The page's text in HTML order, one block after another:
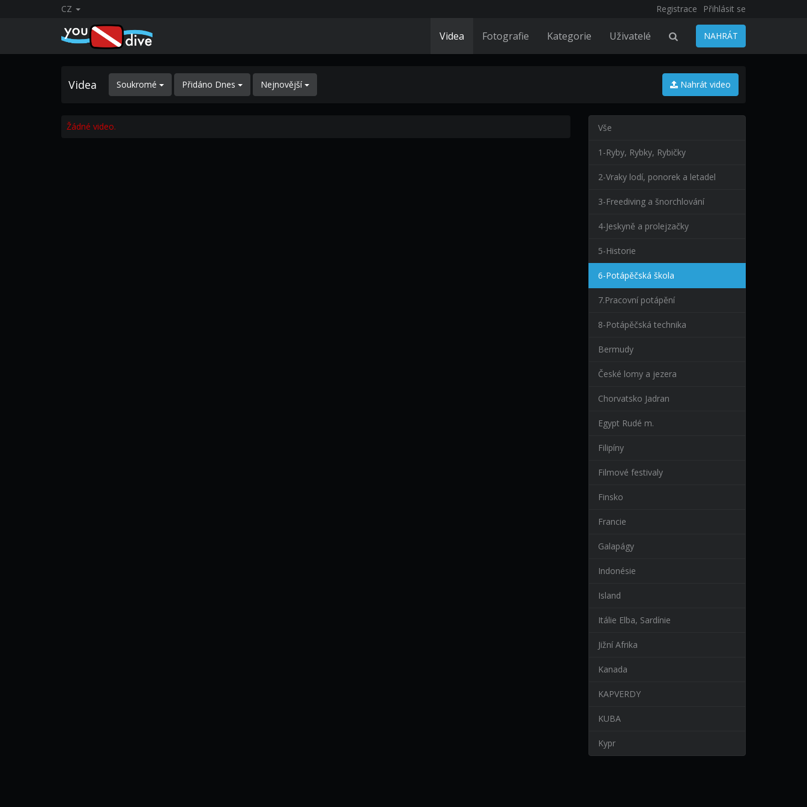
CZ Registrace Přihlásit se
Videa Fotografie Kategorie Uživatelé NAHRÁT
Videa Soukromé Přidáno Dnes Nejnovější Nahrát video
Žádné video. Vše
1-Ryby, Rybky, Rybičky
2-Vraky lodí, ponorek a letadel
3-Freediving a šnorchlování
4-Jeskyně a prolejzačky
5-Historie
6-Potápěčská škola
7.Pracovní potápění
8-Potápěčská technika
Bermudy
České lomy a jezera
Chorvatsko Jadran
Egypt Rudé m.
Filipíny
Filmové festivaly
Finsko
Francie
Galapágy
Indonésie
Island
Itálie Elba, Sardínie
Jižní Afrika
Kanada
KAPVERDY
KUBA
Kypr